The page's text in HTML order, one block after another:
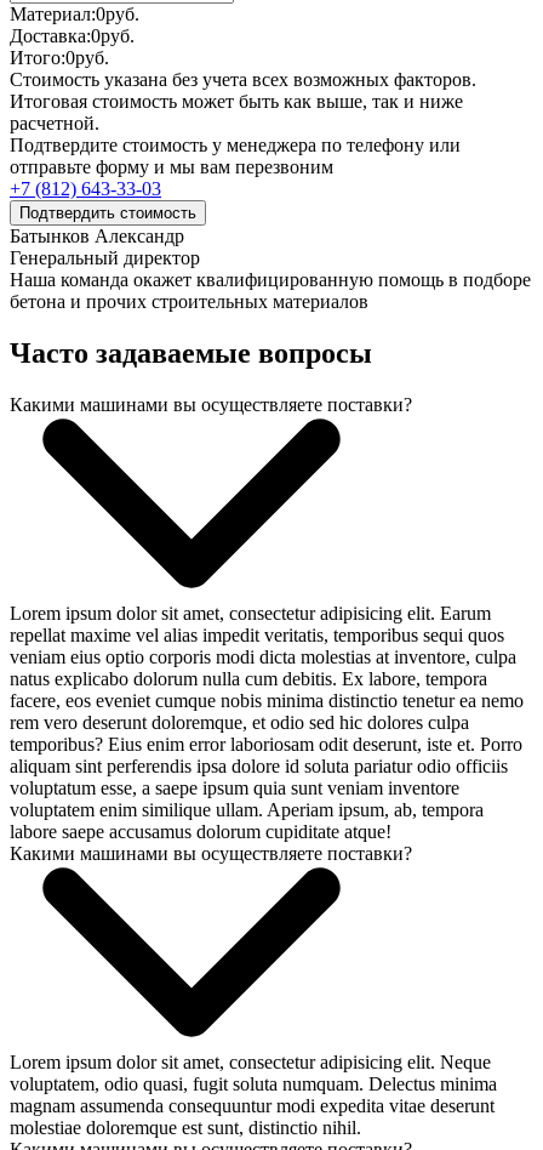
Материал:0руб.
Доставка:0руб.
Итого:0руб.
Стоимость указана без учета всех возможных факторов.
Итоговая стоимость может быть как выше, так и ниже
расчетной.
Подтвердите стоимость у менеджера по телефону или
отправьте форму и мы вам перезвоним
+7 (812) 643-33-03
Подтвердить стоимость
Батынков Александр
Генеральный директор
Наша команда окажет квалифицированную помощь в подборе
бетона и прочих строительных материалов
Часто задаваемые вопросы
Какими машинами вы осуществляете поставки?
Lorem ipsum dolor sit amet, consectetur adipisicing elit. Earum
repellat maxime vel alias impedit veritatis, temporibus sequi quos
veniam eius optio corporis modi dicta molestias at inventore, culpa
natus explicabo dolorum nulla cum debitis. Ex labore, tempora
facere, eos eveniet cumque nobis minima distinctio tenetur ea nemo
rem vero deserunt doloremque, et odio sed hic dolores culpa
temporibus? Eius enim error laboriosam odit deserunt, iste et. Porro
aliquam sint perferendis ipsa dolore id soluta pariatur odio officiis
voluptatum esse, a saepe ipsum quia sunt veniam inventore
voluptatem enim similique ullam. Aperiam ipsum, ab, tempora
labore saepe accusamus dolorum cupiditate atque!
Какими машинами вы осуществляете поставки?
Lorem ipsum dolor sit amet, consectetur adipisicing elit. Neque
voluptatem, odio quasi, fugit soluta numquam. Delectus minima
magnam assumenda consequuntur modi expedita vitae deserunt
molestiae doloremque est sunt, distinctio nihil.